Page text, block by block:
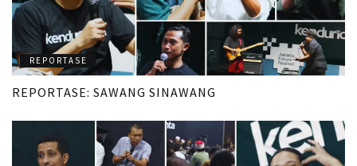
REPORTASE
REPORTASE: SAWANG SINAWANG